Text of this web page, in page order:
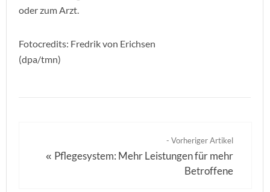
oder zum Arzt.
Fotocredits: Fredrik von Erichsen
(dpa/tmn)
- Vorheriger Artikel
« Pflegesystem: Mehr Leistungen für mehr
Betroffene